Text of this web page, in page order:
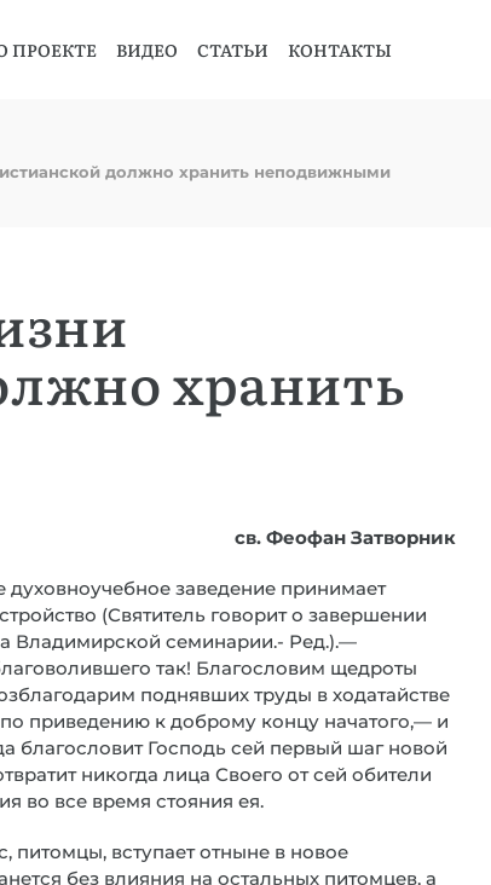
ПРОЕКТЕ ВИДЕО СТАТЬИ КОНТАКТЫ
должно хранить неподвижными
хранить
св. Феофан Затворник
заведение принимает
(Святитель говорит о завершении
Владимирской семинарии.- Ред.).—
так! Благословим щедроты
поднявших труды в ходатайстве
по приведению к доброму концу начатого,— и
благословит Господь сей первый шаг новой
никогда лица Своего от сей обители
во все время стояния ея.
питомцы, вступает отныне в новое
без влияния на остальных питомцев, а